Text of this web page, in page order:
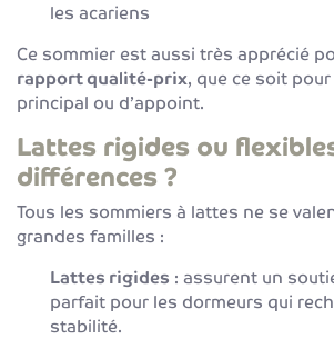
les acariens
Ce sommier est aussi très apprécié
rapport qualité-prix, que ce soit
principal ou d’appoint.
Lattes rigides ou
différences ?
Tous les sommiers à lattes ne se
grandes familles :
Lattes rigides : assurent un
parfait pour les dormeurs qui
stabilité.